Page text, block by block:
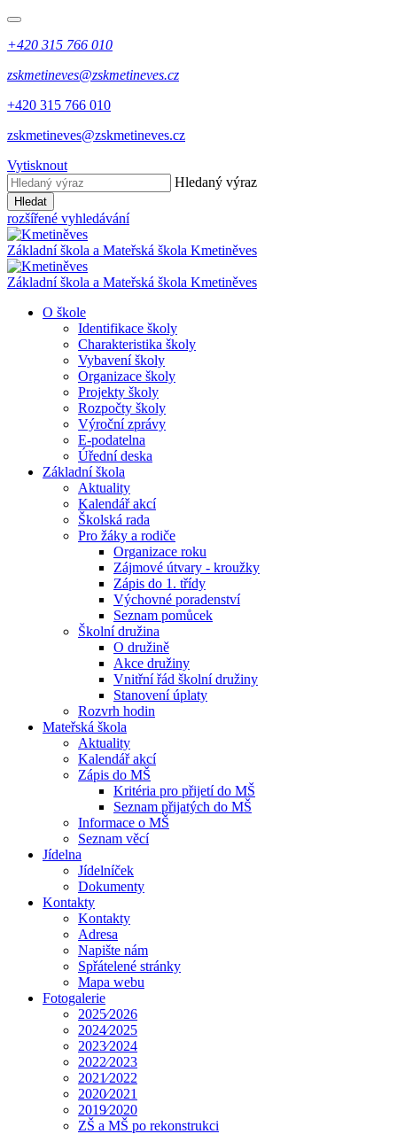
+420 315 766 010
zskmetineves@zskmetineves.cz
+420 315 766 010
zskmetineves@zskmetineves.cz
Vytisknout
Hledaný výraz
Hledat
rozšířené vyhledávání
Základní škola a Mateřská škola Kmetiněves
Základní škola a Mateřská škola Kmetiněves
O škole
Identifikace školy
Charakteristika školy
Vybavení školy
Organizace školy
Projekty školy
Rozpočty školy
Výroční zprávy
E-podatelna
Úřední deska
Základní škola
Aktuality
Kalendář akcí
Školská rada
Pro žáky a rodiče
Organizace roku
Zájmové útvary - kroužky
Zápis do 1. třídy
Výchovné poradenství
Seznam pomůcek
Školní družina
O družině
Akce družiny
Vnitřní řád školní družiny
Stanovení úplaty
Rozvrh hodin
Mateřská škola
Aktuality
Kalendář akcí
Zápis do MŠ
Kritéria pro přijetí do MŠ
Seznam přijatých do MŠ
Informace o MŠ
Seznam věcí
Jídelna
Jídelníček
Dokumenty
Kontakty
Kontakty
Adresa
Napište nám
Spřátelené stránky
Mapa webu
Fotogalerie
2025⁄2026
2024⁄2025
2023⁄2024
2022⁄2023
2021⁄2022
2020⁄2021
2019⁄2020
ZŠ a MŠ po rekonstrukci